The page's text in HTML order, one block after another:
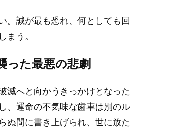
。誠が最も恐れ、何としても回
う。
った最悪の悲劇
滅へと向かうきっかけとなった
、運命の不気味な歯車は別のル
ぬ間に書き上げられ、世に放た